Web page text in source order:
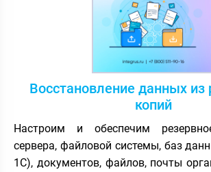
Восстановление данных из
копий
Настроим и обеспечим
сервера, файловой системы, баз
1С), документов, файлов, почты